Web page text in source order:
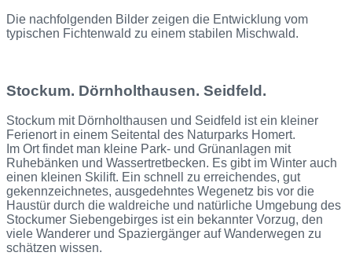
Die nachfolgenden Bilder zeigen die Entwicklung vom
typischen Fichtenwald zu einem stabilen Mischwald.
Stockum. Dörnholthausen. Seidfeld.
Stockum mit Dörnholthausen und Seidfeld ist ein kleiner
Ferienort in einem Seitental des Naturparks Homert.
Im Ort findet man kleine Park- und Grünanlagen mit
Ruhebänken und Wassertretbecken. Es gibt im Winter auch
einen kleinen Skilift. Ein schnell zu erreichendes, gut
gekennzeichnetes, ausgedehntes Wegenetz bis vor die
Haustür durch die waldreiche und natürliche Umgebung des
Stockumer Siebengebirges ist ein bekannter Vorzug, den
viele Wanderer und Spaziergänger auf Wanderwegen zu
schätzen wissen.